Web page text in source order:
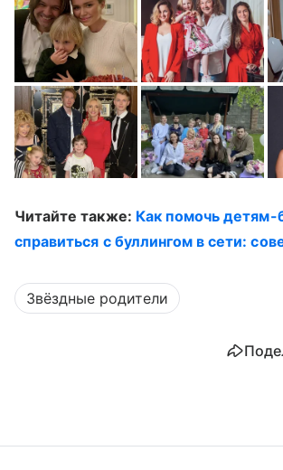
Читайте также: Как помочь детям-
справиться с буллингом в сети:
Звёздные родители